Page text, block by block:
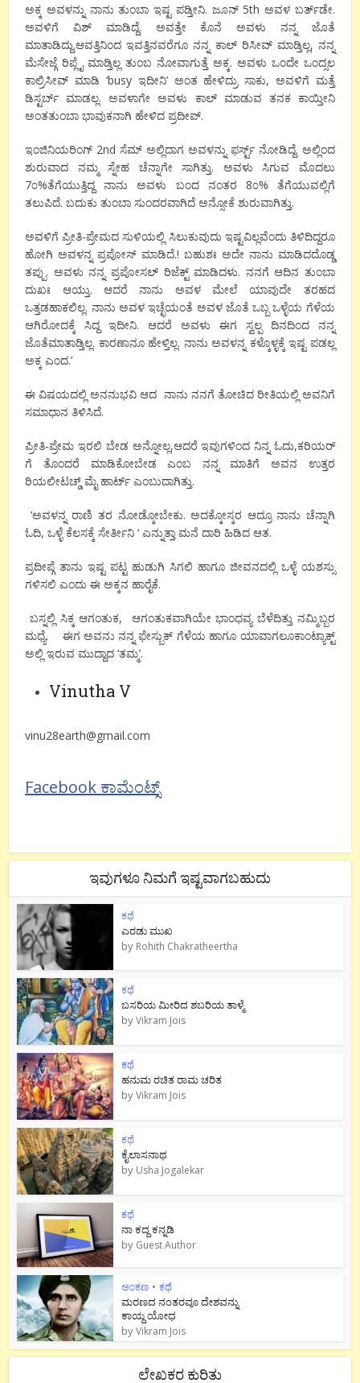
ಅಕ್ಕ ಅವಳನ್ನು ನಾನು ತುಂಬಾ ಇಷ್ಟ ಪಡ್ತೀನಿ. ಜೂನ್ 5th ಅವಳ ಬರ್ತ್‌ಡೇ.
ಅವಳಿಗೆ ವಿಶ್ ಮಾಡಿದ್ದೆ. ಅವತ್ತೇ ಕೊನೆ ಅವಳು ನನ್ನ ಜೊತೆ
ಮಾತಾಡಿದ್ದು.ಆವತ್ತಿನಿಂದ ಇವತ್ತಿನವರೆಗೂ ನನ್ನ ಕಾಲ್ ರಿಸೀವ್ ಮಾಡ್ತಿಲ್ಲ, ನನ್ನ
ಮೆಸೇಜ್ಗೆ ರಿಪ್ಲೈ ಮಾಡ್ತಿಲ್ಲ ತುಂಬ ನೋವಾಗುತ್ತೆ ಅಕ್ಕ. ಅವಳು ಒಂದೇ ಒಂದ್ಸಲ
ಕಾಲ್ರಿಸೀವ್ ಮಾಡಿ ‘busy ಇದೀನಿ’ ಅಂತ ಹೇಳಿದ್ರು ಸಾಕು, ಅವಳಿಗೆ ಮತ್ತೆ
ಡಿಸ್ಟರ್ಬ್ ಮಾಡಲ್ಲ. ಅವಳಾಗೇ ಅವಳು ಕಾಲ್ ಮಾಡುವ ತನಕ ಕಾಯ್ತೀನಿ
ಅಂತತುಂಬಾ ಭಾವುಕನಾಗಿ ಹೇಳಿದ ಪ್ರದೀಪ್.
ಇಂಜಿನಿಯರಿಂಗ್ 2nd ಸೆಮ್ ಅಲ್ಲಿದಾಗ ಅವಳನ್ನು ಫರ್ಸ್ಟ್ ನೋಡಿದ್ದೆ. ಅಲ್ಲಿಂದ
ಶುರುವಾದ ನಮ್ಮ ಸ್ನೇಹ ಚೆನ್ನಾಗೇ ಸಾಗಿತ್ತು. ಅವಳು ಸಿಗುವ ಮೊದಲು
7೦%ತೆಗೆಯುತ್ತಿದ್ದ ನಾನು ಅವಳು ಬಂದ ನಂತರ 8೦% ತೆಗೆಯುವಲ್ಲಿಗೆ
ತಲುಪಿದೆ. ಬದುಕು ತುಂಬಾ ಸುಂದರವಾಗಿದೆ ಅನ್ಸೋಕೆ ಶುರುವಾಗಿತ್ತು.
ಅವಳಿಗೆ ಪ್ರೀತಿ-ಪ್ರೇಮದ ಸುಳಿಯಲ್ಲಿ ಸಿಲುಕುವುದು ಇಷ್ಟವಿಲ್ಲವೆಂದು ತಿಳಿದಿದ್ದರೂ
ಹೋಗಿ ಅವಳನ್ನ ಪ್ರಪೋಸ್ ಮಾಡಿದೆ.! ಬಹುಶಃ ಅದೇ ನಾನು ಮಾಡಿದದೊಡ್ಡ
ತಪ್ಪು. ಅವಳು ನನ್ನ ಪ್ರಪೋಸಲ್ ರಿಜೆಕ್ಟ್ ಮಾಡಿದಳು. ನನಗೆ ಆದಿನ ತುಂಬಾ
ದುಖಃ ಆಯ್ತು. ಆದರೆ ನಾನು ಅವಳ ಮೇಲೆ ಯಾವುದೇ ತರಹದ
ಒತ್ತಡಹಾಕಲಿಲ್ಲ. ನಾನು ಅವಳ ಇಚ್ಛೆಯಂತೆ ಅವಳ ಜೊತೆ ಒಬ್ಬ ಒಳ್ಳೆಯ ಗೆಳೆಯ
ಆಗಿರೋದಕ್ಕೆ ಸಿದ್ದ ಇದೀನಿ. ಆದರೆ ಅವಳು ಈಗ ಸ್ವಲ್ಪ ದಿನದಿಂದ ನನ್ನ
ಜೊತೆಮಾತಾಡ್ತಿಲ್ಲ. ಕಾರಣಾನೂ ಹೇಳ್ತಿಲ್ಲ. ನಾನು ಅವಳನ್ನ ಕಳ್ಕೊಳ್ಳಕ್ಕೆ ಇಷ್ಟ ಪಡಲ್ಲ
ಅಕ್ಕ ಎಂದ.’
ಈ ವಿಷಯದಲ್ಲಿ ಅನನುಭವಿ ಆದ ನಾನು ನನಗೆ ತೋಚಿದ ರೀತಿಯಲ್ಲಿ ಅವನಿಗೆ
ಸಮಾಧಾನ ತಿಳಿಸಿದೆ.
ಪ್ರೀತಿ-ಪ್ರೇಮ ಇರಲಿ ಬೇಡ ಅನ್ನೋಲ್ಲ,ಆದರೆ ಇವುಗಳಿಂದ ನಿನ್ನ ಓದು,ಕರಿಯರ್
ಗೆ ತೊಂದರೆ ಮಾಡಿಕೋಬೇಡ ಎಂಬ ನನ್ನ ಮಾತಿಗೆ ಅವನ ಉತ್ತರ
ರಿಯಲೀಟಚ್ಡ್ ಮೈ ಹಾರ್ಟ್ ಎಂಬುದಾಗಿತ್ತು.
‘ಅವಳನ್ನ ರಾಣಿ ತರ ನೋಡ್ಕೋಬೇಕು. ಅದಕ್ಕೋಸ್ಕರ ಆದ್ರೂ ನಾನು ಚೆನ್ನಾಗಿ
ಓದಿ, ಒಳ್ಳೆ ಕೆಲಸಕ್ಕೆ ಸೇರ್ತೀನಿ ‘ ಎನ್ನುತ್ತಾ ಮನೆ ದಾರಿ ಹಿಡಿದ ಆತ.
ಪ್ರದೀಪ್ಗೆ ತಾನು ಇಷ್ಟ ಪಟ್ಟ ಹುಡುಗಿ ಸಿಗಲಿ ಹಾಗೂ ಜೀವನದಲ್ಲಿ ಒಳ್ಳೆ ಯಶಸ್ಸು
ಗಳಿಸಲಿ ಎಂದು ಈ ಅಕ್ಕನ ಹಾರೈಕೆ.
ಬಸ್ನಲ್ಲಿ ಸಿಕ್ಕ ಆಗಂತುಕ, ಆಗಂತುಕವಾಗಿಯೇ ಭಾಂಧವ್ಯ ಬೆಳೆದಿತ್ತು ನಮ್ಮಿಬ್ಬರ
ಮಧ್ಯೆ. ಈಗ ಅವನು ನನ್ನ ಫೇಸ್ಬುಕ್ ಗೆಳೆಯ ಹಾಗೂ ಯಾವಾಗಲೂಕಾಂಟ್ಯಾಕ್ಟ್
ಅಲ್ಲಿ ಇರುವ ಮುದ್ದಾದ ‘ತಮ್ಮ’.
Vinutha V
vinu28earth@gmail.com
Facebook ಕಾಮೆಂಟ್ಸ್
ಇವುಗಳೂ ನಿಮಗೆ ಇಷ್ಟವಾಗಬಹುದು
ಕಥೆ
ಎರಡು ಮುಖ
by Rohith Chakratheertha
ಕಥೆ
ಬಸರಿಯ ಮೀರಿದ ಶಬರಿಯ ತಾಳ್ಮೆ
byVikram Jois
ಕಥೆ
ಹನುಮ ರಚಿತ ರಾಮ‌ ಚರಿತ
byVikram Jois
ಕಥೆ
ಕೈಲಾಸನಾಥ
by Usha Jogalekar
ಕಥೆ
ನಾ ಕದ್ದ ಕನ್ನಡಿ
by Guest Author
ಅಂಕಣ • ಕಥೆ
ಮರಣದ ನಂತರವೂ ದೇಶವನ್ನು
ಕಾಯ್ದ ಯೋಧ
byVikram Jois
ಲೇಖಕರ ಕುರಿತು